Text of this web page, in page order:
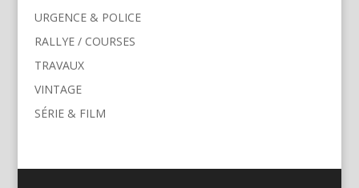
URGENCE & POLICE
RALLYE / COURSES
TRAVAUX
VINTAGE
SÉRIE & FILM